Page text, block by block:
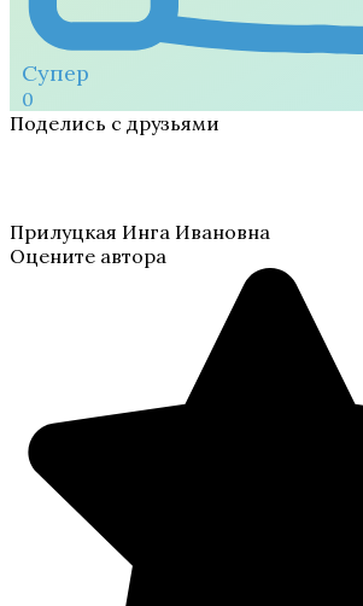
Супер
0
Поделись с друзьями
Прилуцкая Инга Ивановна
Оцените автора